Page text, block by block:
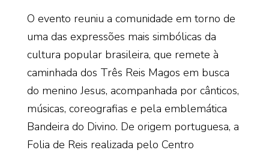
O evento reuniu a comunidade em torno de
uma das expressões mais simbólicas da
cultura popular brasileira, que remete à
caminhada dos Três Reis Magos em busca
do menino Jesus, acompanhada por cânticos,
músicas, coreografias e pela emblemática
Bandeira do Divino. De origem portuguesa, a
Folia de Reis realizada pelo Centro